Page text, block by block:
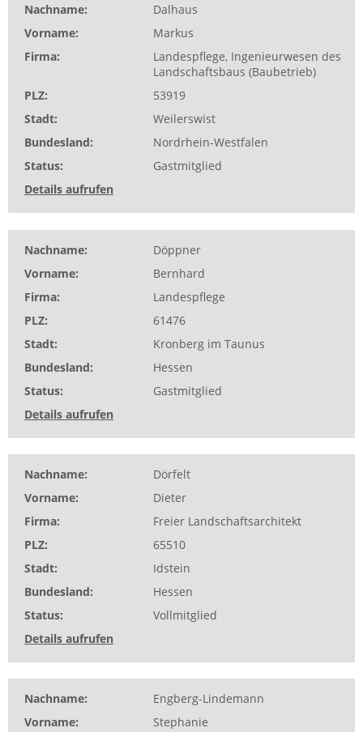
Nachname
Dalhaus
Vorname
Markus
Firma
Landespflege, Ingenieurwesen des
Landschaftsbaus (Baubetrieb)
PLZ
53919
Stadt
Weilerswist
Bundesland
Nordrhein-Westfalen
Status
Gastmitglied
Details aufrufen
Nachname
Döppner
Vorname
Bernhard
Firma
Landespflege
PLZ
61476
Stadt
Kronberg im Taunus
Bundesland
Hessen
Status
Gastmitglied
Details aufrufen
Nachname
Dörfelt
Vorname
Dieter
Firma
Freier Landschaftsarchitekt
PLZ
65510
Stadt
Idstein
Bundesland
Hessen
Status
Vollmitglied
Details aufrufen
Nachname
Engberg-Lindemann
Vorname
Stephanie